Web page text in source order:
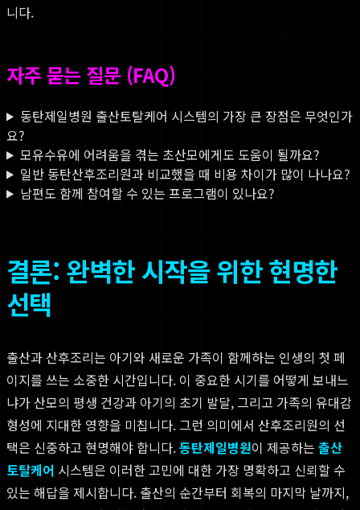
니다.
자주 묻는 질문 (FAQ)
동탄제일병원 출산토탈케어 시스템의 가장 큰 장점은 무엇인가
요?
모유수유에 어려움을 겪는 초산모에게도 도움이 될까요?
일반 동탄산후조리원과 비교했을 때 비용 차이가 많이 나나요?
남편도 함께 참여할 수 있는 프로그램이 있나요?
결론: 완벽한 시작을 위한 현명한
선택
출산과 산후조리는 아기와 새로운 가족이 함께하는 인생의 첫 페
이지를 쓰는 소중한 시간입니다. 이 중요한 시기를 어떻게 보내느
냐가 산모의 평생 건강과 아기의 초기 발달, 그리고 가족의 유대감
형성에 지대한 영향을 미칩니다. 그런 의미에서 산후조리원의 선
택은 신중하고 현명해야 합니다.동탄제일병원이 제공하는 출산
토탈케어 시스템은 이러한 고민에 대한 가장 명확하고 신뢰할 수
있는 해답을 제시합니다. 출산의 순간부터 회복의 마지막 날까지,